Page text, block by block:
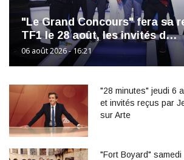
"Le Grand Concours" fera sa
TF1 le 28 août, les invités d…
06 août 2026 - 16:21
"28 minutes" jeudi 6
et invités reçus par
sur Arte
"Fort Boyard"